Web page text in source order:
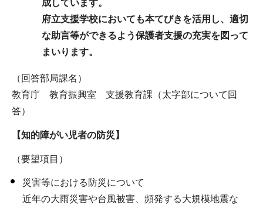
成しています。
府立支援学校においても本てびきを活用し、適切
な助言等ができるよう保護者支援の充実を図って
まいります。
（回答部局課名）
教育庁 教育振興室 支援教育課（太字部について回
答）
【知的障がい児者の防災】
（要望項目）
災害等における防災について
近年の大雨災害や台風被害、頻発する大規模地震な